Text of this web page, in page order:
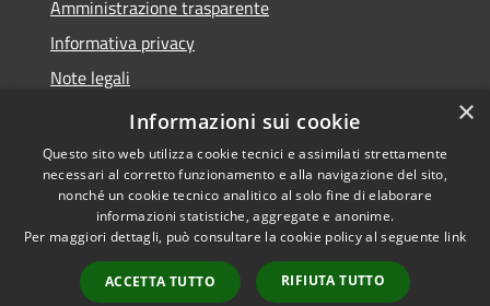
Amministrazione trasparente
Informativa privacy
Note legali
Dichiarazione di accessibilità
Accessibilità
Copyright © 2026 • Comune di
Ploaghe • Powered by
Municipium•
Accesso
×
Informazioni sui cookie
Questo sito web utilizza cookie tecnici e assimilati strettamente
necessari al corretto funzionamento e alla navigazione del sito,
nonché un cookie tecnico analitico al solo fine di elaborare
informazioni statistiche, aggregate e anonime.
Per maggiori dettagli, può consultare la cookie policy al seguente link
ACCETTA TUTTO RIFIUTA TUTTO